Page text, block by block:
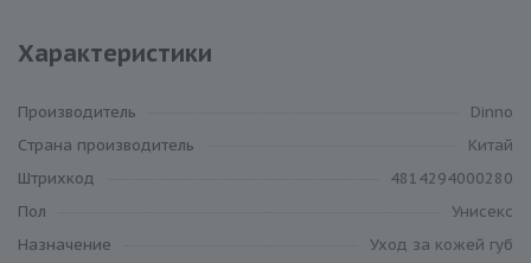
Характеристики
Производитель
Dinno
Cтрана производитель
Китай
Штрихкод
4814294000280
Пол
Унисекс
Назначение
Уход за кожей губ